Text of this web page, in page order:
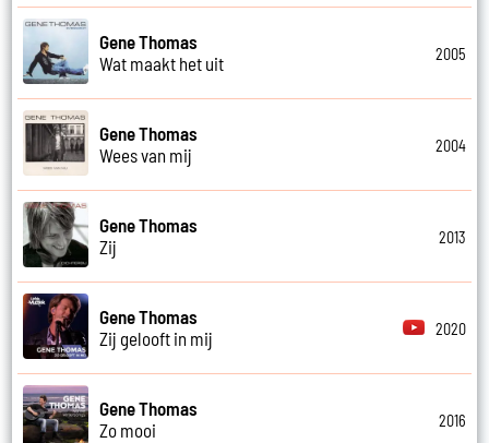
Gene Thomas
Wat maakt het uit
2005
Gene Thomas
Wees van mij
2004
Gene Thomas
Zij
2013
Gene Thomas
Zij gelooft in mij
2020
Gene Thomas
Zo mooi
2016